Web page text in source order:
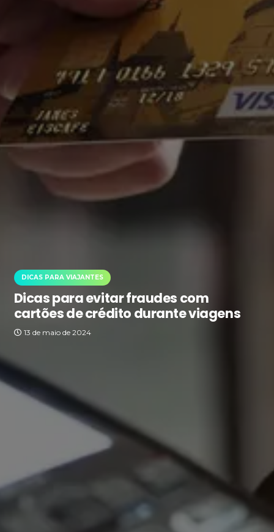
DICAS PARA VIAJANTES
Dicas para evitar fraudes com
cartões de crédito durante viagens
13 de maio de 2024